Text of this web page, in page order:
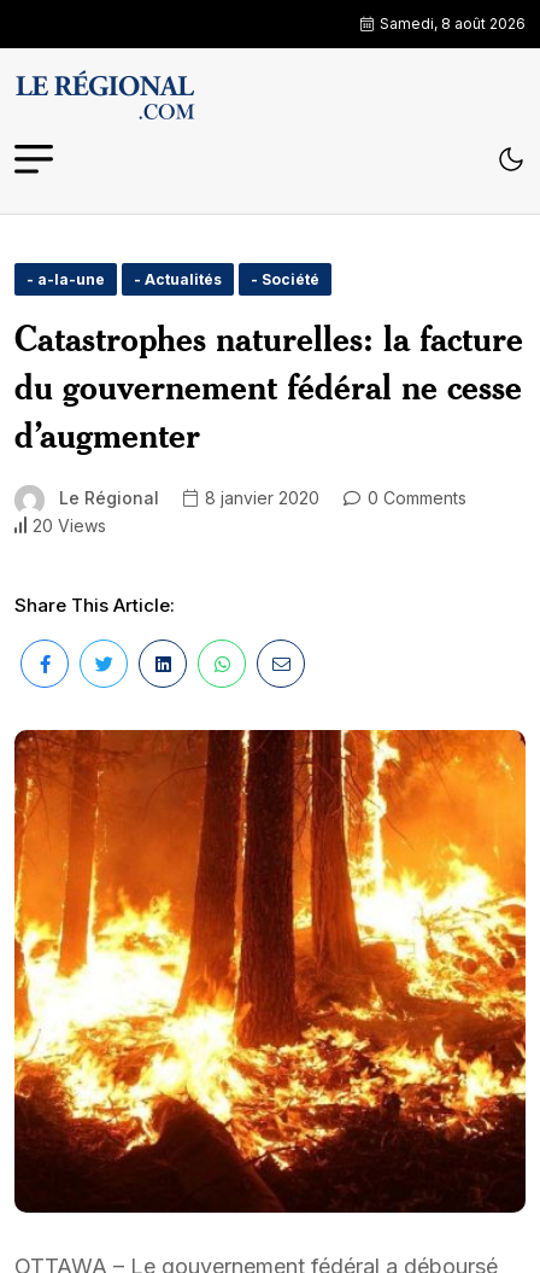
Samedi, 8 août 2026
- a-la-une - Actualités - Société
Catastrophes naturelles: la facture
du gouvernement fédéral ne cesse
d’augmenter
Le Régional 8 janvier 2020
0 Comments
20 Views
Share This Article:
OTTAWA – Le gouvernement fédéral a déboursé